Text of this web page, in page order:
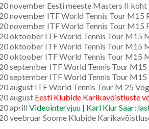
november Eesti meeste Masters II koht
november ITF World Tennis Tour M15
november ITF World Tennis Tour M15
oktoober ITF World Tennis Tour M15
oktoober ITF World Tennis Tour M15
oktoober ITF World Tennis Tour M15
september ITF World Tennis Tour
september ITF World Tennis Tour
august ITF World Tennis Tour M 25
august Eesti Klubide Karikavõistluste
aprill Videointervjuu | Karl Kiur Saar:
veebruar Soome Klubide